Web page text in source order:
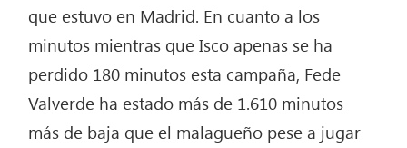
que estuvo en Madrid. En cuanto a los
minutos mientras que Isco apenas se ha
perdido 180 minutos esta campaña, Fede
Valverde ha estado más de 1.610 minutos
más de baja que el malagueño pese a jugar